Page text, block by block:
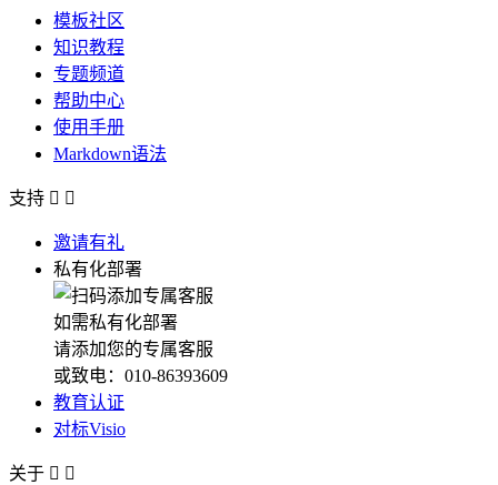
模板社区
知识教程
专题频道
帮助中心
使用手册
Markdown语法
支持  
邀请有礼
私有化部署
如需私有化部署
请添加您的专属客服
或致电：010-86393609
教育认证
对标Visio
关于  